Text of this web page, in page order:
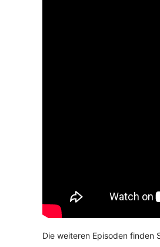
Die weiteren Episoden finden